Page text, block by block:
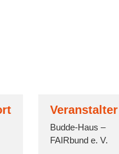
Veranstalter
Budde-Haus –
FAIRbund e. V.